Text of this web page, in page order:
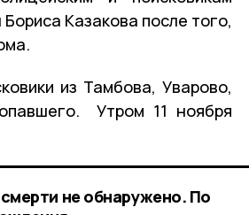
Казакова после того,
из Тамбова, Уварово,
Утром 11 ноября
не обнаружено. По